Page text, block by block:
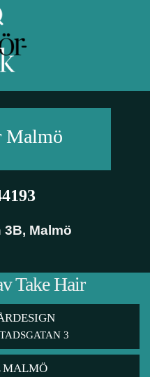
Malmö
3B, Malmö
Take Hair
3
MALMÖ